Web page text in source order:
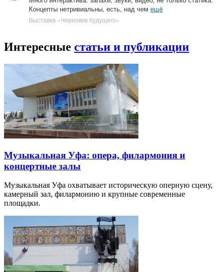
Концепты нетривиальны, есть, над чем ещё
Выставка «Черновик будущего»
Интересные статьи и публикации
Музыкальная Уфа: опера, филармония и
концертные залы
Музыкальная Уфа охватывает историческую оперную сцену,
камерный зал, филармонию и крупные современные
площадки.